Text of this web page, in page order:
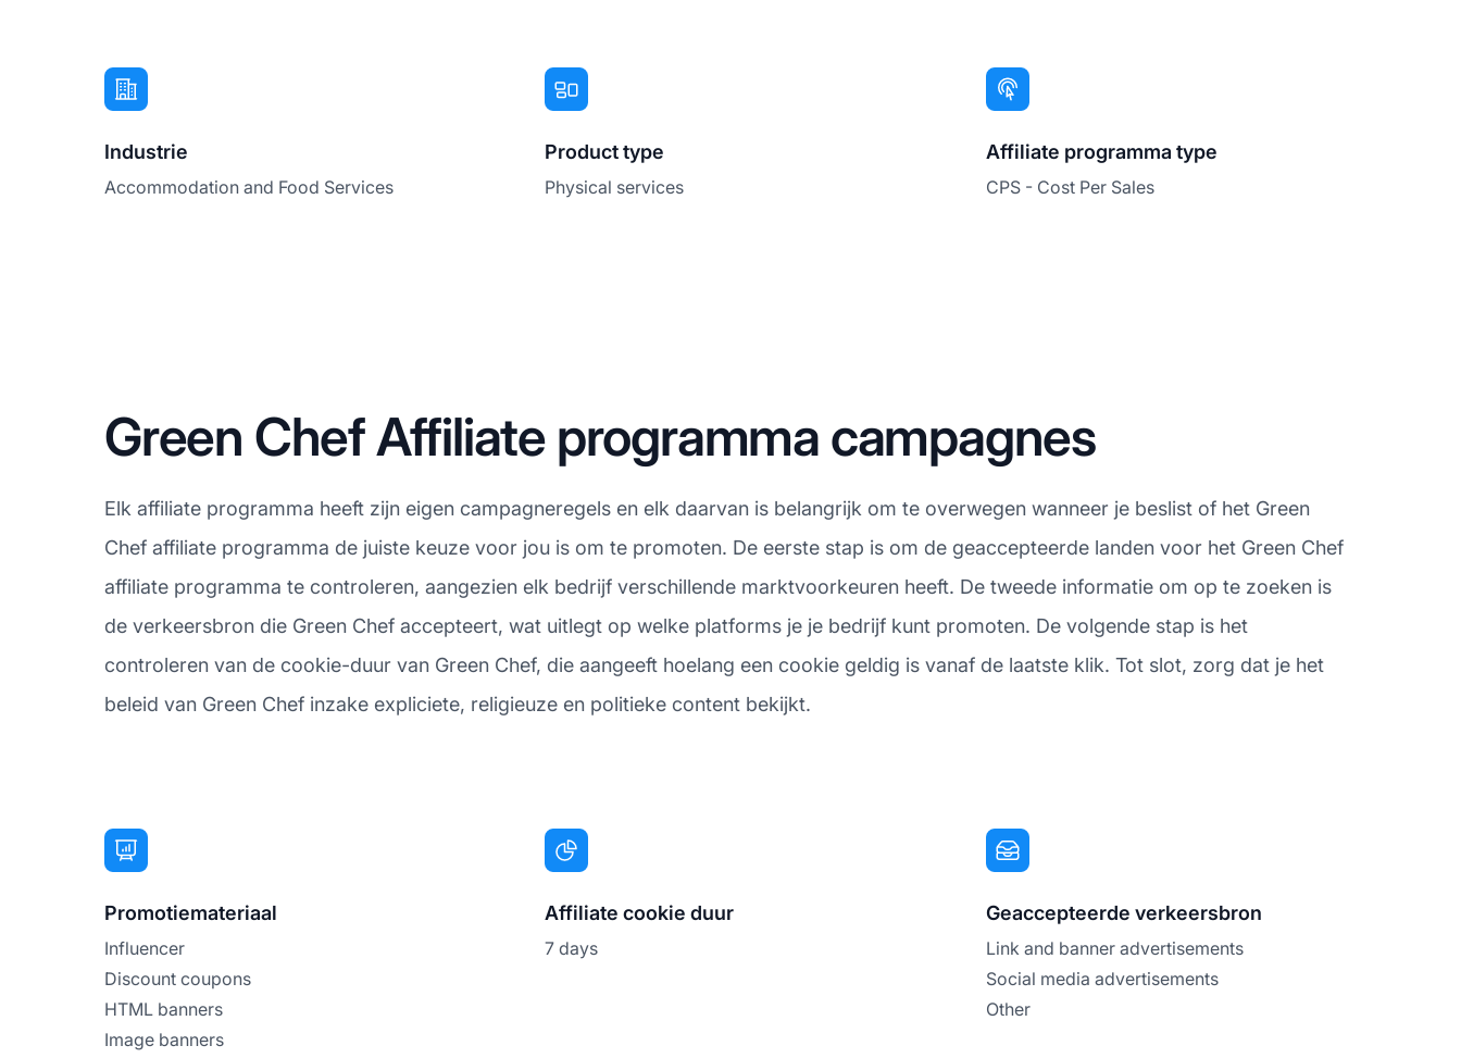
Industrie
Accommodation and Food Services
Product type
Physical services
Affiliate programma type
CPS - Cost Per Sales
Green Chef Affiliate programma campagnes
Elk affiliate programma heeft zijn eigen campagneregels en elk daarvan is belangrijk om te overwegen wanneer je beslist of het Green
Chef affiliate programma de juiste keuze voor jou is om te promoten. De eerste stap is om de geaccepteerde landen voor het Green Chef
affiliate programma te controleren, aangezien elk bedrijf verschillende marktvoorkeuren heeft. De tweede informatie om op te zoeken is
de verkeersbron die Green Chef accepteert, wat uitlegt op welke platforms je je bedrijf kunt promoten. De volgende stap is het
controleren van de cookie-duur van Green Chef, die aangeeft hoelang een cookie geldig is vanaf de laatste klik. Tot slot, zorg dat je het
beleid van Green Chef inzake expliciete, religieuze en politieke content bekijkt.
Promotiemateriaal
Influencer
Discount coupons
HTML banners
Image banners
Affiliate cookie duur
7 days
Geaccepteerde verkeersbron
Link and banner advertisements
Social media advertisements
Other